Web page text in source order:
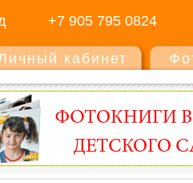
+7 905 795 0824
кабинет